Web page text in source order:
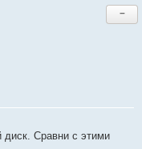
−
диск. Сравни с этими